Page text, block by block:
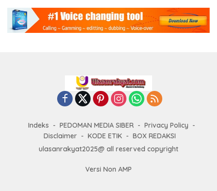
Indeks PEDOMAN MEDIA SIBER
Privacy Policy
Disclaimer
KODE ETIK
BOX REDAKSI
ulasanrakyat2025@ all reserved copyright
Versi Non AMP